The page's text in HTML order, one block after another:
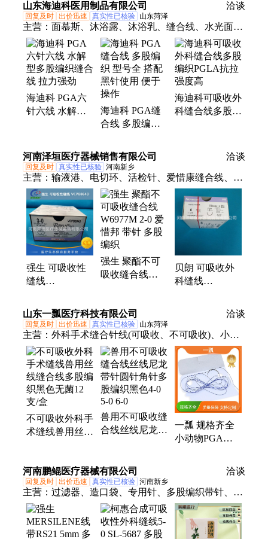
山东海迪科医用制品有限公司
洽谈
回复及时 出价迅速 真实性已核验 山东菏泽
主营： 面慕斯、沐浴露、沐浴乳、缝合线、水光面
膜、外科缝线、医用高分子夹板、深层滋润沐浴液
海迪科 PGA六
针六线 水解型
海迪科 PGA缝
合线 多股编织
针使用 便于操
作
海迪科可吸收外
科缝合线多股编
河南泽垣医疗器械销售有限公司
洽谈
回复及时 真实性已核验 河南新乡
主营： 输液港、电切环、活检针、爱惜康缝合线、内
窥镜、医用胶、取石篮、喂养泵、三通阀、血管鞘、
护理包、穿刺针、结扎夹、吻合器、动脉采血器、中
心静脉导管、疝修补补片、透析导管、引流穿刺导
管、麻醉气管插管、脑电传感器、球囊导管、神经导
丝、胆道支架、医美缝线
强生 可吸收性
缝线
菌薇乔 3-0 多股
编织缝合线
强生 聚酯不可
吸收缝合线
编织
贝朗 可吸收外
科缝线
缝合线 0# 带涂
山东一瓢医疗科技有限公司 洽谈
回复及时 出价迅速 真实性已核验 山东菏泽
主营： 外科手术缝合针线(可吸收、不可吸收)、小动
物专用留置针、无菌透明创巾、兽用丝线缝合线、自
粘性弹性绷带、导尿管
不可吸收外科手
术缝线兽用丝线
盒
兽用不可吸收缝
合线丝线尼龙带
6-0
一瓢 规格齐全
小动物PGA缝
原材料 质量稳
河南鹏鲲医疗器械有限公司 洽谈
回复及时 出价迅速 真实性已核验 河南新乡
主营： 过滤器、造口袋、专用针、多股编织带针、鼻
胃管、传统线、修补塞、疝补片、喉镜片、结扎夹、
修补补片、静脉导管、泡沫敷料、固定胶带、手术薄
膜、气管插管、呼吸导管、穿刺套装、透明敷料、液